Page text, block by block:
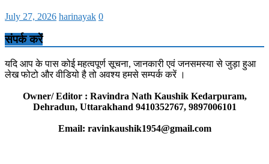
July 27, 2026 harinayak 0
संपर्क करें
यदि आप के पास कोई महत्वपूर्ण सूचना, जानकारी एवं जनसमस्या से जुड़ा हुआ
लेख फोटो और वीडियो है तो अवश्य हमसे सम्पर्क करें ।
Owner/ Editor : Ravindra Nath Kaushik Kedarpuram,
Dehradun, Uttarakhand 9410352767, 9897006101
Email: ravinkaushik1954@gmail.com